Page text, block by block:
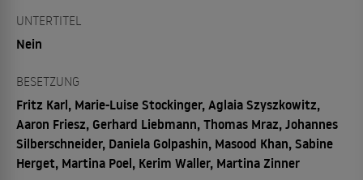
UNTERTITEL
Nein
BESETZUNG
Fritz Karl, Marie-Luise Stockinger, Aglaia Szyszkowitz,
Aaron Friesz, Gerhard Liebmann, Thomas Mraz, Johannes
Silberschneider, Daniela Golpashin, Masood Khan, Sabine
Herget, Martina Poel, Kerim Waller, Martina Zinner